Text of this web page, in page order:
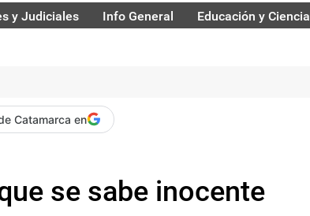
y Judiciales Info General Educación y Ciencia
Catamarca en
se sabe inocente